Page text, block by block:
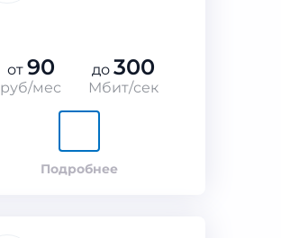
от 90
руб/мес
до 300
Мбит/сек
Подробнее